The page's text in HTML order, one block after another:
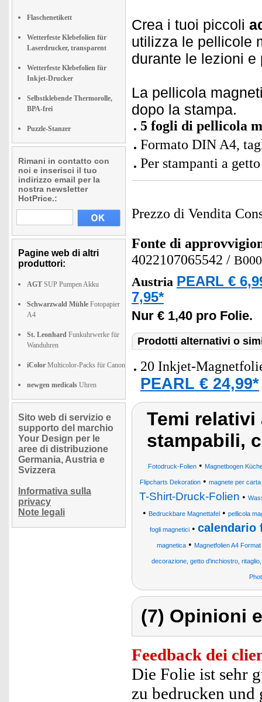
Flaschenetikett
Wetterfeste Klebefolien für
Laserdrucker, transparent
Wetterfeste Klebefolien für
Inkjet-Drucker
Selbstklebende Thermorolle,
BPA-frei
Puzzle-Stanzer
Rimani in contatto con
noi e inserisci il tuo
indirizzo email per la
nostra newsletter
HotPrice.:
Pagine web di altri
produttori:
AGT SUP Pumpen Akku
Schwarzwald Mühle Fotopapier
A4
St. Leonhard Funkuhrwerke für
Wanduhren
iColor Multicolor-Packs für Canon
newgen medicals Uhren
Sito web di servizio e
supporto del marchio
Your Design per le
aree di distribuzione
Germania, Austria e
Svizzera
Informativa sulla
privacy
Note legali
Crea i tuoi piccoli
utilizza le pellicole
durante le lezioni e
La pellicola
dopo la stampa.
5 fogli di pellicola
Formato DIN A4,
Per stampanti a
Prezzo di Vendita
Fonte di
4022107065542 /
Austria PEARL €
7,95*
Nur € 1,40 pro Folie.
Prodotti alternativi o
20 Inkjet-
PEARL € 24,99*
Temi
stampabili,
Fotodruck-Folien • Magnetbogen
Flipcharts Dekoration • magnete per
T-Shirt-Druck-Folien •
• Bedruckbare Magnettafel• pellicola
fogli magnetici• calendario
magnetica• Magnetfolien A4 Format
decorazione, getto d'inchiostro,
(7) Opinioni
Feedback dei
Die Folie ist sehr
zu bedrucken und